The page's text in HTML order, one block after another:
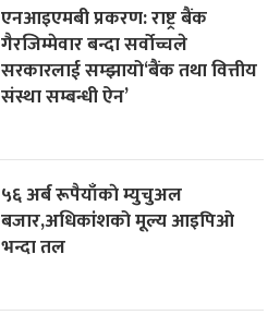
एनआइएमबी प्रकरण: राष्ट्र बैंक
गैरजिम्मेवार बन्दा सर्वोच्चले
सरकारलाई सम्झायो‘बैंक तथा वित्तीय
संस्था सम्बन्धी ऐन’
५६ अर्ब रूपैयाँकाे म्युचुअल
बजार,अधिकांशको मूल्य आइपिओ
भन्दा तल